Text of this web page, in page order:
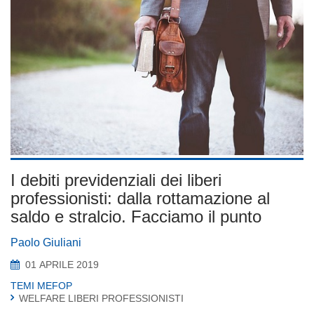
I debiti previdenziali dei liberi
professionisti: dalla rottamazione al
saldo e stralcio. Facciamo il punto
Paolo Giuliani
01 APRILE 2019
TEMI MEFOP
WELFARE LIBERI PROFESSIONISTI